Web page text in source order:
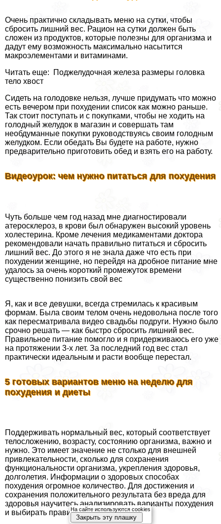
Очень пpaктично складывать меню на сутки, чтобы
сбросить лишний вес. Рацион на сутки должен быть
сложен из продуктов, которые полезны для организма и
дадут ему возможность максимально насытится
макроэлементами и витаминами.
Читать еще: Поджелудочная железа размеры головка
тело хвост
Сидеть на голодовке нельзя, лучше придумать что можно
есть вечером при похудении список как можно раньше.
Так стоит поступать и с покупками, чтобы не ходить на
голодный желудок в магазин и совершать там
необдуманные покупки руководствуясь своим голодным
желудком. Если обедать Вы будете на работе, нужно
предварительно приготовить обед и взять его на работу.
Видеоурок: чем нужно питаться для похудения
Чуть больше чем год назад мне диагностировали
атеросклероз, в крови был обнаружен высокий уровень
холестерина. Кроме лечения медикаментами доктора
рекомендовали начать правильно питаться и сбросить
лишний вес. До этого я не знала даже что есть при
похудении женщине, но перейдя на дробное питание мне
удалось за очень короткий промежуток времени
существенно понизить свой вес
Я, как и все дeвyшки, всегда стремилась к красивым
формам. Была своим телом очень недовольна после того
как пересматривала видео свадьбы подруги. Нужно было
срочно решать — как быстро сбросить лишний вес.
Правильное питание помогло и я придерживаюсь его уже
на протяжении 3-х лет. За последний год вес стал
пpaктически идеальным и расти вообще перестал.
5 готовых вариантов меню на неделю для
похудения и диеты
Поддерживать нормальный вес, который соответствует
телосложению, возрасту, состоянию организма, важно и
нужно. Это имеет значение не столько для внешней
привлекательности, сколько для сохранения
функциональности организма, укрепления здоровья,
долголетия. Информации о здоровых способах
похудения огромное количество. Для достижения и
сохранения положительного результата без вреда для
здоровья научитесь анализировать варианты похудения
и выбирать правильные.На сайте используются cookies
Закрыть эту плашку